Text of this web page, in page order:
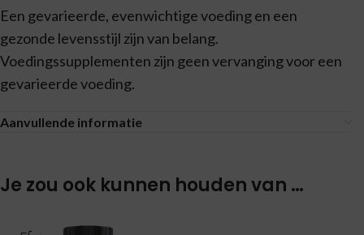
Een gevarieerde, evenwichtige voeding en een
gezonde levensstijl zijn van belang.
Voedingssupplementen zijn geen vervanging voor een
gevarieerde voeding.
Aanvullende informatie
Je zou ook kunnen houden van …